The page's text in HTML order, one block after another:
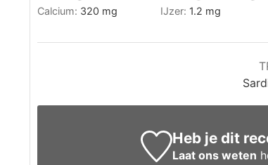
Calcium: 320 mg IJzer: 1.2 mg
Heb je dit
Laat ons weten